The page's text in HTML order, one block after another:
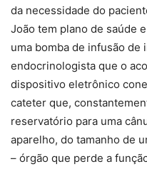
da necessidade do
João tem plano de saúde
uma bomba de infusão de
endocrinologista que o
dispositivo eletrônico
cateter que,
reservatório para uma
aparelho, do tamanho de
– órgão que perde a